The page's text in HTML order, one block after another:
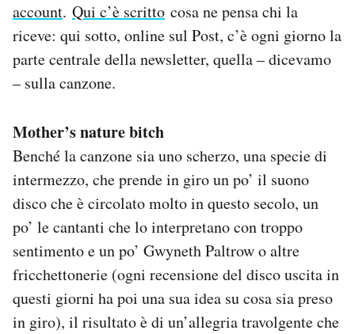
Area Personale
Newsletter
Notifiche mobile
Hai bisogno di aiuto?
account. Qui c’è scritto cosa ne pensa chi la
riceve: qui sotto, online sul Post, c’è ogni giorno la
parte centrale della newsletter, quella – dicevamo
– sulla canzone.
Mother’s nature bitch
Benché la canzone sia uno scherzo, una specie di
intermezzo, che prende in giro un po’ il suono
disco che è circolato molto in questo secolo, un
po’ le cantanti che lo interpretano con troppo
sentimento e un po’ Gwyneth Paltrow o altre
fricchettonerie (ogni recensione del disco uscita in
questi giorni ha poi una sua idea su cosa sia preso
in giro), il risultato è di un’allegria travolgente che